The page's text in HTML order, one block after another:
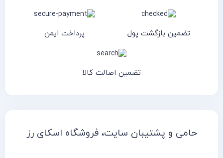
تضمین بازگشت پول پرداخت ایمن
تضمین اصالت کالا
حامی و پشتیبان سایت، فروشگاه اسکای رز